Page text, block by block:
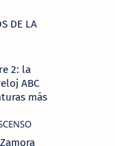
DE LA
2: la
ABC
más